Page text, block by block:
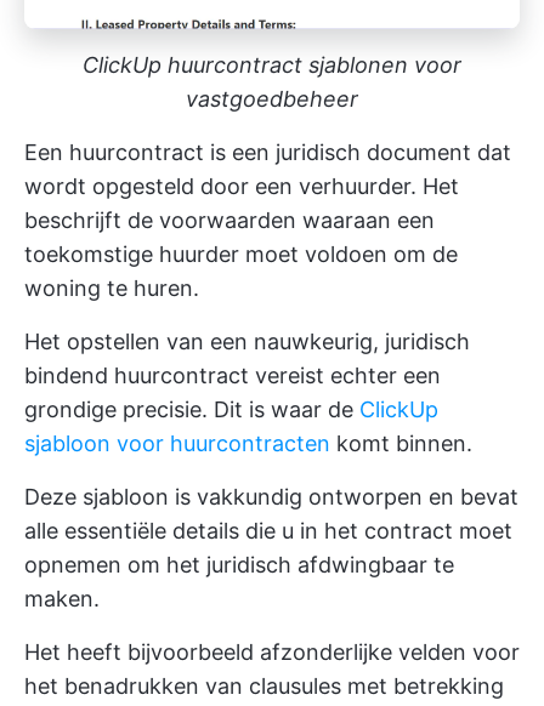
ClickUp huurcontract sjablonen voor
vastgoedbeheer
Een huurcontract is een juridisch document dat
wordt opgesteld door een verhuurder. Het
beschrijft de voorwaarden waaraan een
toekomstige huurder moet voldoen om de
woning te huren.
Het opstellen van een nauwkeurig, juridisch
bindend huurcontract vereist echter een
grondige precisie. Dit is waar de ClickUp
sjabloon voor huurcontracten komt binnen.
Deze sjabloon is vakkundig ontworpen en bevat
alle essentiële details die u in het contract moet
opnemen om het juridisch afdwingbaar te
maken.
Het heeft bijvoorbeeld afzonderlijke velden voor
het benadrukken van clausules met betrekking